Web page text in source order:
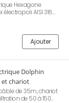
Hexagone
électropoli AISI 316
aspiration
m, télécommande
Hexa Connect, 4
PVC/PVA, sac 105
Ajouter
Dolphin
et chariot
de 35m, chariot
de 50 à 150